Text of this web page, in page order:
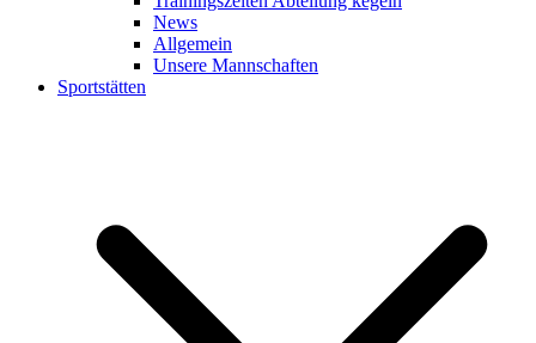
News
Allgemein
Unsere Mannschaften
Sportstätten